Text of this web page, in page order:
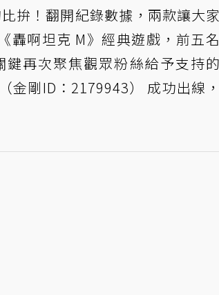
拚！翻開紀錄數據，兩款讓大家
轟啊坦克 M》經典遊戲，前五名
再次聚焦觀眾粉絲給予支持的
金剛ID：2179943） 成功出線，